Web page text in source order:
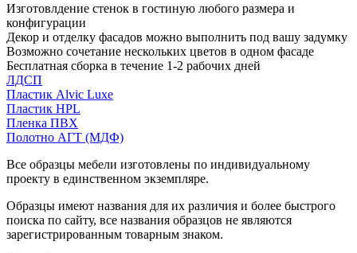
Изготовлдение стенок в гостиную любого размера и
конфигурации
Декор и отделку фасадов можно выполнить под вашу задумку
Возможно сочетание нескольких цветов в одном фасаде
Бесплатная сборка в течение 1-2 рабочих дней
ЛДСП
Пластик Alvic Luxe
Пластик HPL
Пленка ПВХ
Полотно АГТ (МДФ)
Все образцы мебели изготовлены по индивидуальному
проекту в единственном экземпляре.
Образцы имеют названия для их различия и более быстрого
поиска по сайту, все названия образцов не являются
зарегистрированным товарным знаком.